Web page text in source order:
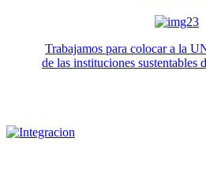
Trabajamos para colocar a la
de las instituciones sustentables